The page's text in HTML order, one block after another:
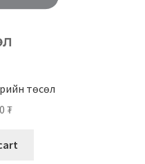
төсөл
₮